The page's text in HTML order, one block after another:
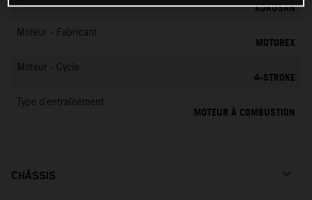
KOKUSAN
Moteur - Fabricant
MOTOREX
Moteur - Cycle
4-STROKE
Type d'entraînement
MOTEUR À COMBUSTION
CHÂSSIS